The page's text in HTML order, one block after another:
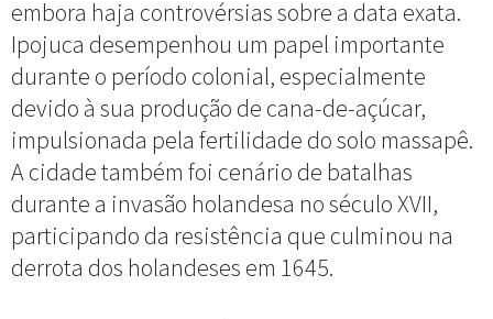
embora haja controvérsias sobre a data exata.
Ipojuca desempenhou um papel importante
durante o período colonial, especialmente
devido à sua produção de cana-de-açúcar,
impulsionada pela fertilidade do solo massapê.
A cidade também foi cenário de batalhas
durante a invasão holandesa no século XVII,
participando da resistência que culminou na
derrota dos holandeses em 1645.